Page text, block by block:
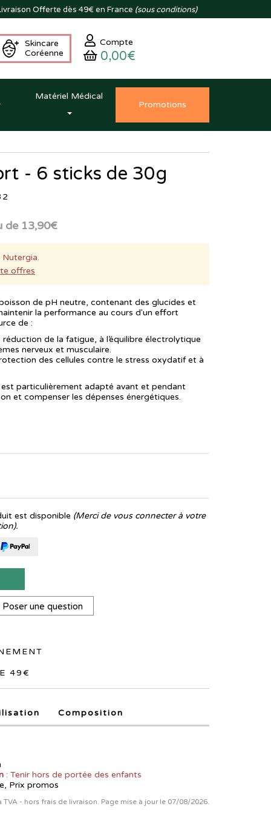
Offerte dès 49€ en France (sous conditions)
Skincare
Coréenne
Compte
0,00€
Matériel Médical
Promotions
- 6 sticks de 30g
de 13,90€
offres
de pH neutre, contenant des glucides et
la performance au cours d'un effort
de :
de la fatigue, à l’équilibre électrolytique
nerveux et musculaire.
des cellules contre le stress oxydatif et à
est particulièrement adapté avant et pendant
et compenser les dépenses énergétiques.
est disponible (Merci de vous connecter à votre
Poser une question
49€
Composition
: Tenir hors de portée des enfants
Prix promos
TVA - hors frais de livraison. Page mise à jour le 07/08/2026.